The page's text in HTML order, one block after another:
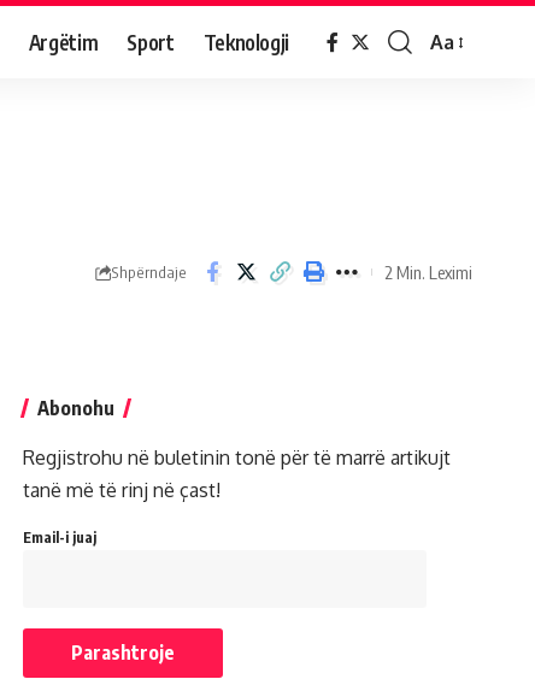
Argëtim Sport Teknologji Aa
Shpërndaje 2 Min. Leximi
Abonohu
Regjistrohu në buletinin tonë për të marrë artikujt
tanë më të rinj në çast!
Email-i juaj